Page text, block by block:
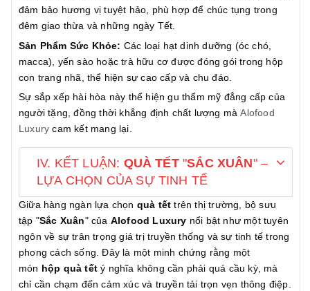
đảm bảo hương vị tuyệt hảo, phù hợp để chúc tụng trong
đêm giao thừa và những ngày Tết.
Sản Phẩm Sức Khỏe: Các loại hạt dinh dưỡng (óc chó,
macca), yến sào hoặc trà hữu cơ được đóng gói trong hộp
con trang nhã, thể hiện sự cao cấp và chu đáo.
Sự sắp xếp hài hòa này thể hiện gu thẩm mỹ đẳng cấp của
người tặng, đồng thời khẳng định chất lượng màAlofood
Luxury cam kết mang lại.
IV. KẾT LUẬN: QUÀ TẾT"SẮC XUÂN" –
LỰA CHỌN CỦA SỰ TINH TẾ
Giữa hàng ngàn lựa chọn quà tết trên thị trường, bộ sưu
tập "Sắc Xuân" của Alofood Luxury nổi bật như một tuyên
ngôn về sự trân trọng giá trị truyền thống và sự tinh tế trong
phong cách sống. Đây là một minh chứng rằng một
món hộp quà tết ý nghĩa không cần phải quá cầu kỳ, mà
chỉ cần chạm đến cảm xúc và truyền tải trọn vẹn thông điệp.